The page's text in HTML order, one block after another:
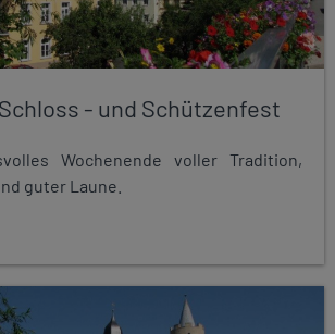
Schloss - und Schützenfest
Wochenende voller Tradition,
guter Laune.